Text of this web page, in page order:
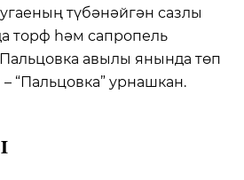
түбәнәйгән сазлы
торф һәм сапропель
авылы янында төп
“Пальцовка” урнашкан.